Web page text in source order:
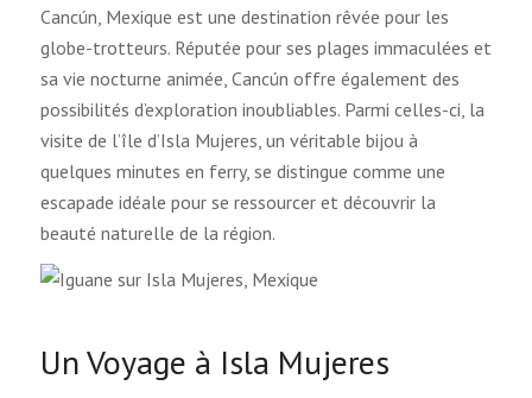
Cancún, Mexique est une destination rêvée pour les
globe-trotteurs. Réputée pour ses plages immaculées et
sa vie nocturne animée, Cancún offre également des
possibilités d’exploration inoubliables. Parmi celles-ci, la
visite de l’île d’Isla Mujeres, un véritable bijou à
quelques minutes en ferry, se distingue comme une
escapade idéale pour se ressourcer et découvrir la
beauté naturelle de la région.
Un Voyage à Isla Mujeres